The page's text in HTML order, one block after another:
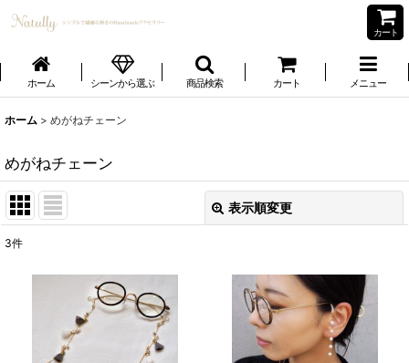
カート
ホーム シーンから選ぶ 商品検索 カート メニュー
ホーム > めがねチェーン
めがねチェーン
表示順変更
3件